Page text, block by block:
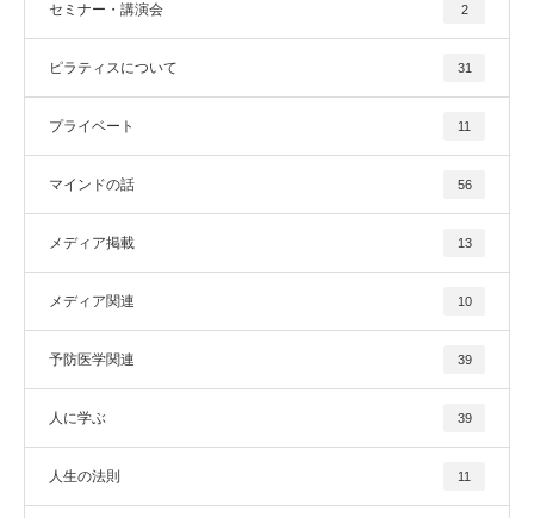
セミナー・講演会 2
ピラティスについて 31
プライベート 11
マインドの話 56
メディア掲載 13
メディア関連 10
予防医学関連 39
人に学ぶ 39
人生の法則 11